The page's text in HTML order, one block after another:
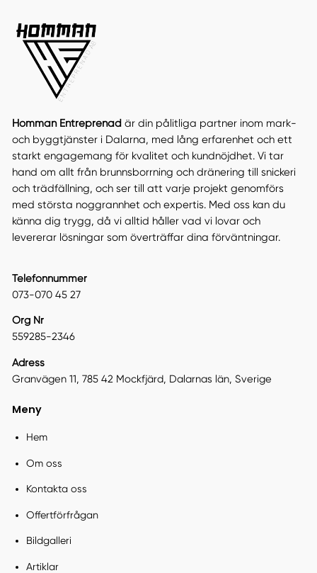
Homman Entreprenadär din pålitliga partner inom mark-
och byggtjänster i Dalarna, med lång erfarenhet och ett
starkt engagemang för kvalitet och kundnöjdhet. Vi tar
hand om allt från brunnsborrning och dränering till snickeri
och trädfällning, och ser till att varje projekt genomförs
med största noggrannhet och expertis. Med oss kan du
känna dig trygg, då vi alltid håller vad vi lovar och
levererar lösningar som överträffar dina förväntningar.
Telefonnummer
073-070 45 27
Org Nr
559285-2346
Adress
Granvägen 11, 785 42 Mockfjärd, Dalarnas län, Sverige
Meny
Hem
Om oss
Kontakta oss
Offertförfrågan
Bildgalleri
Artiklar